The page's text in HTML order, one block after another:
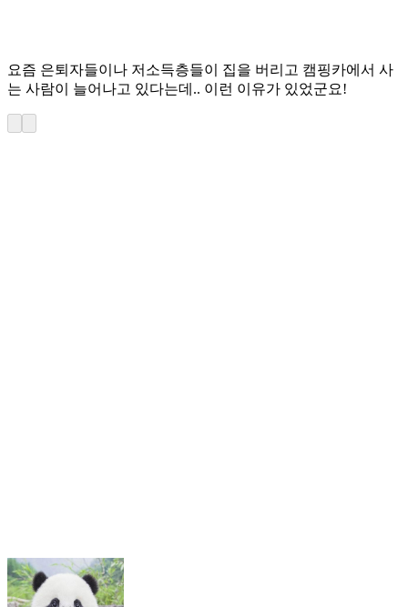
요즘 은퇴자들이나 저소득층들이 집을 버리고 캠핑카에서 사
는 사람이 늘어나고 있다는데.. 이런 이유가 있었군요!